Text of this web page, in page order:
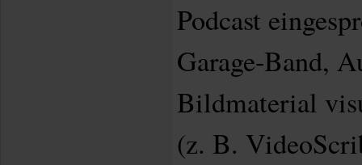
Podcast
Garage-Band,
Bildmaterial
(z. B.